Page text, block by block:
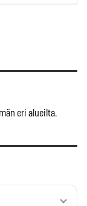
eri alueilta.